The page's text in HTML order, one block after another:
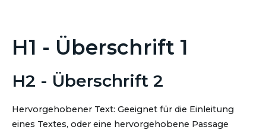
H1 - Überschrift 1
H2 - Überschrift 2
Hervorgehobener Text: Geeignet für die Einleitung
eines Textes, oder eine hervorgehobene Passage